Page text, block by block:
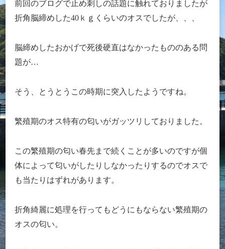
前回のブログで止め刺しの話題に触れておりましたが
折角脳締めした40ｋｇくらいのオスでしたが、、、
脳締めしたおかげで死後硬直はなかったもののある問
題が…
そう、とうとうこの時期に突入したようですね。
繁殖期のオス特有の匂いがガッツリしておりました。
この繁殖期の匂い春先まで続くことが多いのですが個
体によって匂いがしたりしなかったりするのでオスで
も当たりはずれがあります。
折角綺麗に処理を行ってもどうにもならない繁殖期の
オスの匂い。